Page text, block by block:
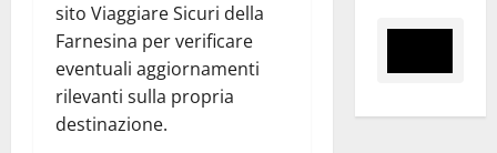
sito Viaggiare Sicuri della
Farnesina per verificare
eventuali aggiornamenti
rilevanti sulla propria
destinazione.